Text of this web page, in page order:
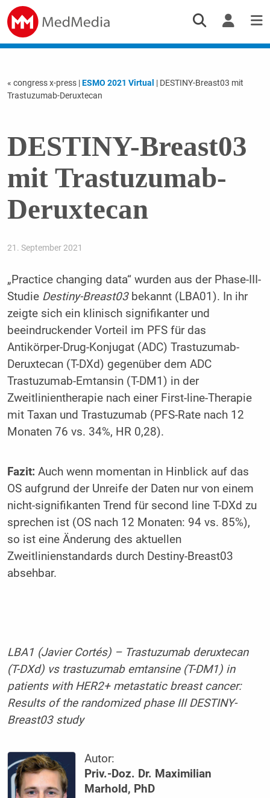
« congress x-press |ESMO 2021 Virtual | DESTINY-Breast03 mit
Trastuzumab-Deruxtecan
DESTINY-Breast03
mit Trastuzumab-
Deruxtecan
21. September 2021
„Practice changing data“ wurden aus der Phase-III-
Studie Destiny-Breast03bekannt (LBA01). In ihr
zeigte sich ein klinisch signifikanter und
beeindruckender Vorteil im PFS für das
Antikörper-Drug-Konjugat (ADC) Trastuzumab-
Deruxtecan (T-DXd) gegenüber dem ADC
Trastuzumab-Emtansin (T-DM1) in der
Zweitlinientherapie nach einer First-line-Therapie
mit Taxan und Trastuzumab (PFS-Rate nach 12
Monaten 76 vs. 34%, HR 0,28).
Fazit: Auch wenn momentan in Hinblick auf das
OS aufgrund der Unreife der Daten nur von einem
nicht-signifikanten Trend für second line T-DXd zu
sprechen ist (OS nach 12 Monaten: 94 vs. 85%),
so ist eine Änderung des aktuellen
Zweitlinienstandards durch Destiny-Breast03
absehbar.
LBA1 (Javier Cortés) – Trastuzumab deruxtecan
(T-DXd) vs trastuzumab emtansine (T-DM1) in
patients with HER2+ metastatic breast cancer:
Results of the randomized phase III DESTINY-
Breast03 study
Autor:
Priv.-Doz. Dr. Maximilian
Marhold, PhD